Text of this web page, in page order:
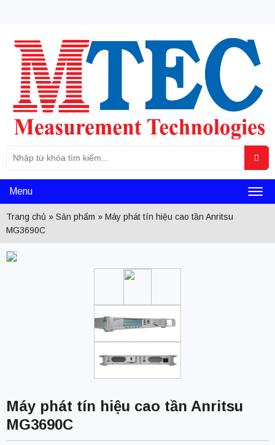
kiếm
Menu
Trang chủ » Sản phẩm » Máy phát tín hiệu cao tần Anritsu
MG3690C
Máy phát tín hiệu cao tần Anritsu
MG3690C